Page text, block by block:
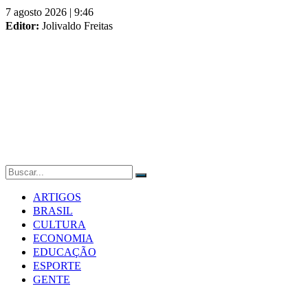
Skip
to
7 agosto 2026 | 9:46
Editor: Jolivaldo Freitas
ARTIGOS
BRASIL
CULTURA
ECONOMIA
EDUCAÇÃO
ESPORTE
GENTE